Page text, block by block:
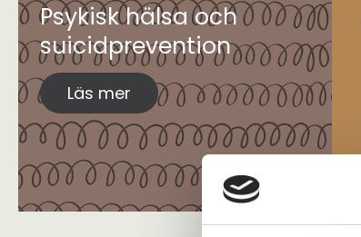
Psykisk hälsa och
suicidprevention
Läs mer